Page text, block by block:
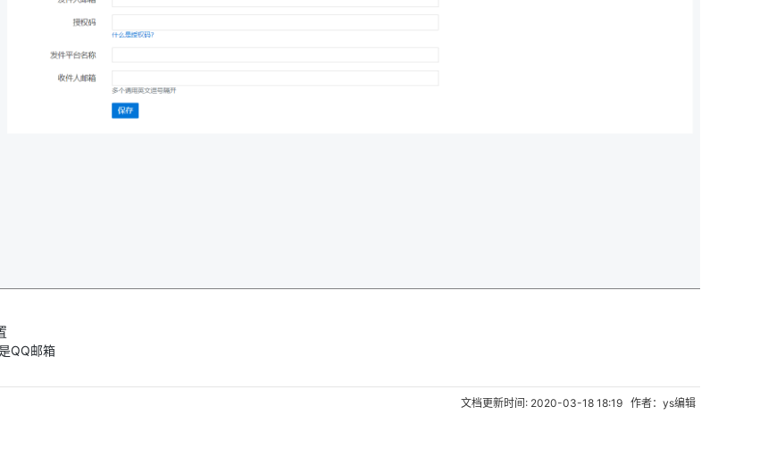
QQ邮箱
文档更新时间: 2020-03-18 18:19 作者：ys编辑